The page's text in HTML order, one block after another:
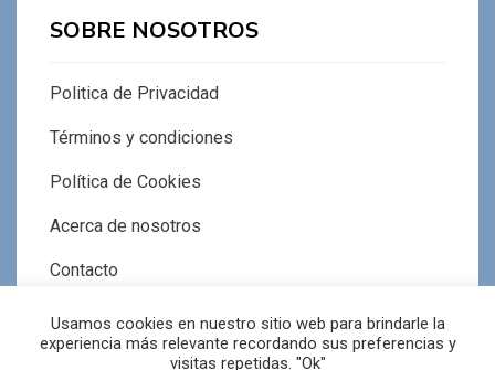
SOBRE NOSOTROS
Politica de Privacidad
Términos y condiciones
Política de Cookies
Acerca de nosotros
Contacto
Usamos cookies en nuestro sitio web para brindarle la
experiencia más relevante recordando sus preferencias y
visitas repetidas. "Ok"